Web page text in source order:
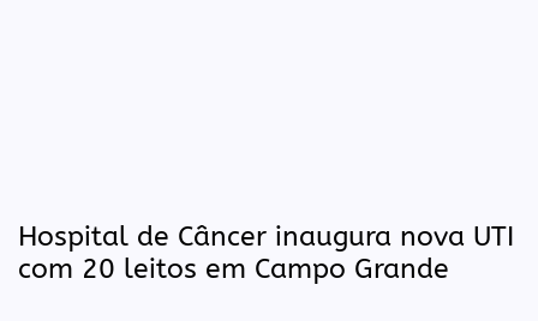
Hospital de Câncer inaugura nova UTI
com 20 leitos em Campo Grande